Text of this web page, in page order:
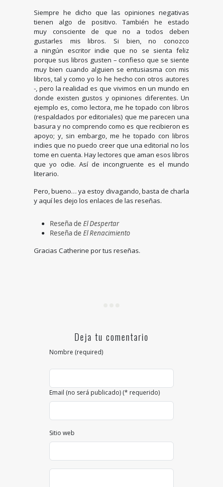
Siempre he dicho que las opiniones negativas
tienen algo de positivo. También he estado
muy consciente de que no a todos deben
gustarles mis libros. Si bien, no conozco
a ningún escritor indie que no se sienta feliz
porque sus libros gusten – confieso que se siente
muy bien cuando alguien se entusiasma con mis
libros, tal y como yo lo he hecho con otros autores
-, pero la realidad es que vivimos en un mundo en
donde existen gustos y opiniones diferentes. Un
ejemplo es, como lectora, me he topado con libros
(respaldados por editoriales) que me parecen una
basura y no comprendo como es que recibieron es
apoyo; y, sin embargo, me he topado con libros
indies que no puedo creer que una editorial no los
tome en cuenta. Hay lectores que aman esos libros
que yo odie. Así de incongruente es el mundo
literario.
Pero, bueno… ya estoy divagando, basta de charla
y aquí les dejo los enlaces de las reseñas.
Reseña de El Despertar
Reseña de El Renacimiento
Gracias Catherine por tus reseñas.
Deja tu comentario
Nombre (required)
Email (no será publicado) (* requerido)
Sitio web